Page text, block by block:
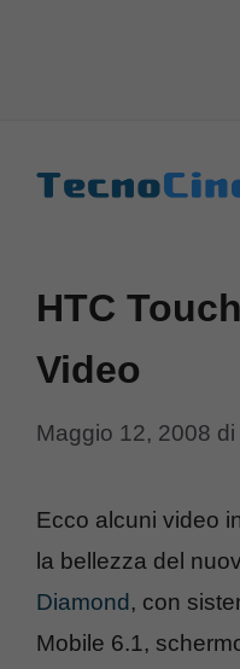
HTC
Video
Maggio 12, 2008 di
Ecco alcuni video
la bellezza del
Diamond, con
Mobile 6.1,